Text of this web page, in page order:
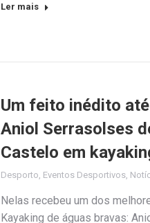
Ler mais
Um feito inédito
Aniol Serrasolses
Castelo em
Desporto, Eventos Desportivos,
Nelas recebeu um dos
Kayaking de águas bravas: